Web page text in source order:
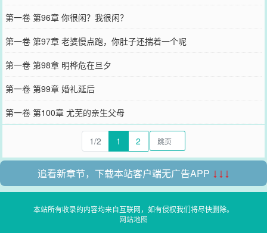
第一卷 第96章 你很闲？我很闲？
第一卷 第97章 老婆慢点跑，你肚子还揣着一个呢
第一卷 第98章 明桦危在旦夕
第一卷 第99章 婚礼延后
第一卷 第100章 尤芜的亲生父母
1/2 1 2
追看新章节，下载本站客户端无广告APP ↓↓↓
本站所有收录的内容均来自互联网，如有侵权我们将尽快删除。
网站地图